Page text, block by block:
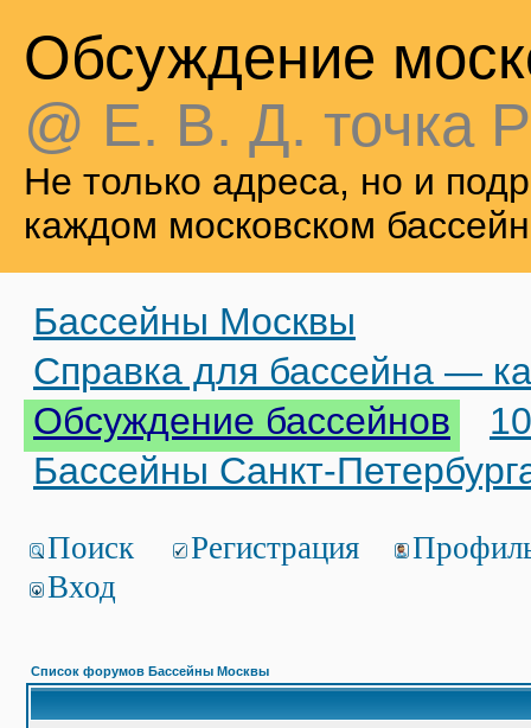
Обсуждение
@ Е. В. Д. точка
Не только адреса, но и
каждом московском
Бассейны Москвы
Справка для бассейна —
Обсуждение бассейнов
Бассейны Санкт-
Поиск Регистрация
Вход
Список форумов Бассейны Москвы